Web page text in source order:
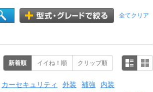
全てクリア
新着順 イイね！順 クリップ順
カーセキュリティ 外装 補強
内装